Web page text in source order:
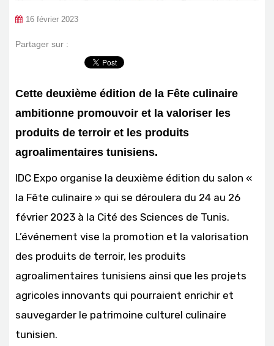
16 février 2023
Partager sur :
Cette deuxième édition de la Fête culinaire
ambitionne promouvoir et la valoriser les
produits de terroir et les produits
agroalimentaires tunisiens.
IDC Expo organise la deuxième édition du salon «
la Fête culinaire » qui se déroulera du 24 au 26
février 2023 à la Cité des Sciences de Tunis.
L’événement vise la promotion et la valorisation
des produits de terroir, les produits
agroalimentaires tunisiens ainsi que les projets
agricoles innovants qui pourraient enrichir et
sauvegarder le patrimoine culturel culinaire
tunisien.